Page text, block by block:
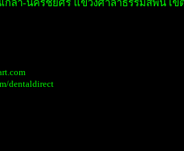
กล้า-นครชัยศรี แขวงศาลาธรรมสพน์ เข
dentaldirect